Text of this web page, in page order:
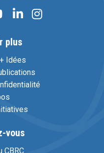
plus
Idées
vous
CBRC